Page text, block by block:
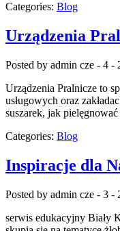
Categories: Blog
Urządzenia
Posted by admin cze - 4 -
Urządzenia Pralnicze to
usługowych oraz
suszarek, jak
Categories: Blog
Inspiracje dla
Posted by admin cze - 3 -
serwis edukacyjny Biały